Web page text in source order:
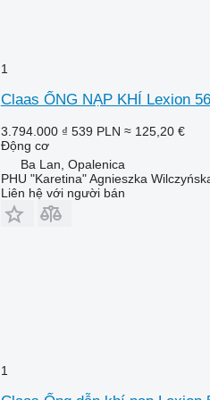
1
Claas ỐNG NẠP KHÍ Lexion
3.794.000 ₫ 539 PLN ≈ 125,20 €
Động cơ
Ba Lan, Opalenica
PHU "Karetina" Agnieszka
Liên hệ với người bán
1